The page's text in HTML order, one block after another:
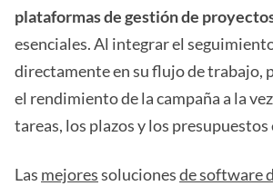
plataformas de gestión de
esenciales. Al integrar el
directamente en su flujo de trabajo,
el rendimiento de la campaña a la
tareas, los plazos y los presupuestos
Las mejoressolucionesde software